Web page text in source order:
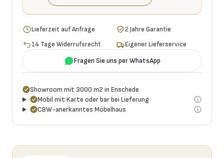
Lieferzeit auf Anfrage
2 Jahre Garantie
14 Tage Widerrufsrecht
Eigener Lieferservice
Fragen Sie uns per WhatsApp
Showroom mit 3000 m2 in Enschede
Mobil mit Karte oder bar bei Lieferung
CBW-anerkanntes Möbelhaus